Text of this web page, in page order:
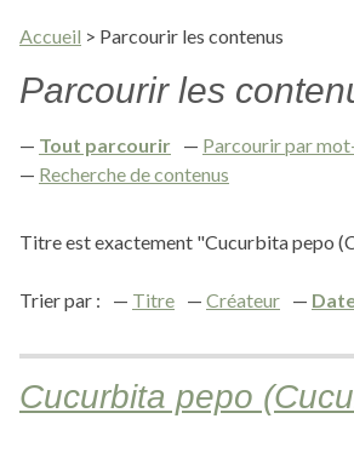
Accueil > Parcourir les contenus
Parcourir les
Tout parcourir
Parcourir par
Recherche de contenus
Titre est exactement "Cucurbita pepo
Trier par : Titre Créateur
Cucurbita pepo